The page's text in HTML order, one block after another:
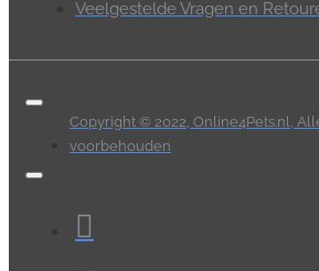
Veelgestelde Vragen en
Copyright © 2022, Online4Pets.nl,
voorbehouden